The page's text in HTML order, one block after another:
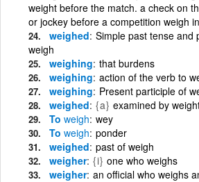
weight before the match. a check on
or jockey before a competition weigh
weighed Simple past tense and
weigh
weighing that burdens
weighing action of the verb to
weighing Present participle of
weighed {a} examined by
To weigh wey
To weigh ponder
weighed past of weigh
weigher {i} one who weighs
weigher an official who weighs